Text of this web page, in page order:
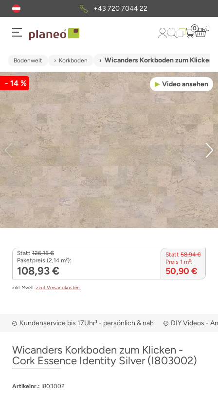
+43 720 7044 22
0
Bodenwelt Korkboden Wicanders Korkboden zum
Video ansehen
- 14 %
Statt 126,15 €
Paketpreis (2,14 m²):
108,93 €
Statt 58,94 €
Preis 1 m²:
50,90 €
inkl. MwSt.zzgl. Versandkosten
Kundenservice bis 17Uhr¹ - persönlich & nah DIY Videos -
Wicanders Korkboden zum Klicken -
Cork Essence Identity Silver (I803002)
Artikelnr.: I803002